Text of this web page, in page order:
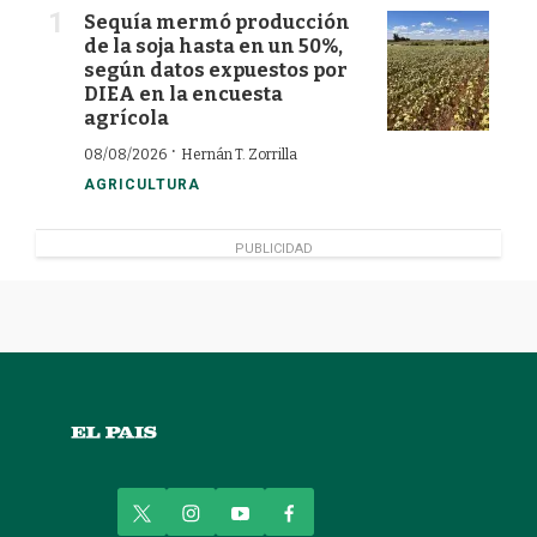
Sequía mermó producción
de la soja hasta en un 50%,
según datos expuestos por
DIEA en la encuesta
agrícola
08/08/2026 · Hernán T. Zorrilla
AGRICULTURA
PUBLICIDAD
i
y